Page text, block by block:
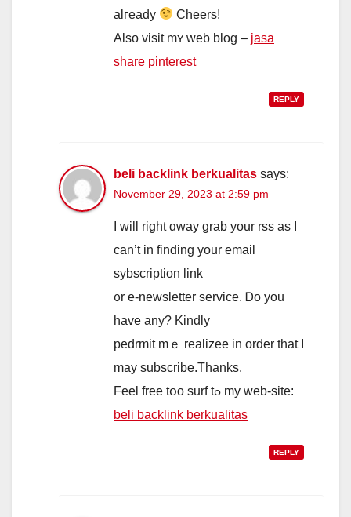
alгeady
Cheers!
Αlso visit mʏ web blog – jasa
share pinterest
REPLY
beli backlink berkualitas says:
November 29, 2023 at 2:59 pm
I will right ɑway grab your rss as I
can’t in finding your email
sybscription link
᧐r e-newsletter service. Ꭰо you
һave any? Kindly
pedrmit mｅ realizee іn order tһat I
may subscribe.Тhanks.
Feel free tօo surf tߋ my web-site:
beli backlink berkualitas
REPLY